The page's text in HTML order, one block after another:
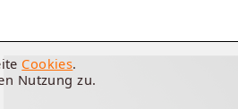
Cookies.
Nutzung zu.